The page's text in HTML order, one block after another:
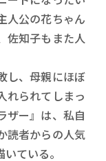
人公の花ちゃん
佐知子もまた人
し、母親にほぼ
れられてしまっ
ザー』は、私自
読者からの人気
ている。